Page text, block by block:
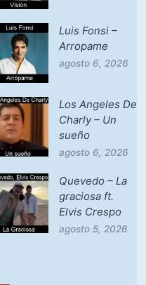
Luis Fonsi –
Arropame
agosto 6, 2026
Los Angeles De
Charly – Un
sueño
agosto 6, 2026
Quevedo – La
graciosa ft.
Elvis Crespo
agosto 5, 2026